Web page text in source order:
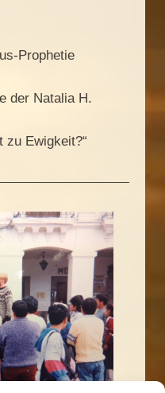
Prophetie
der Natalia H.
zu Ewigkeit?“